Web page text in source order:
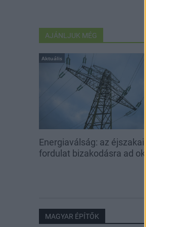
AJÁNLJUK MÉG
Aktuális
Energiaválság: az éjszakai
fordulat bizakodásra ad okot
MAGYAR ÉPÍTŐK